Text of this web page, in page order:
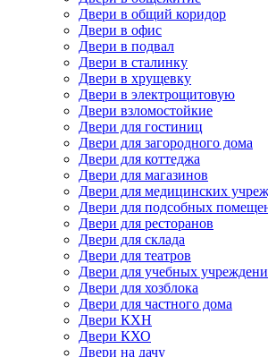
Двери в общий коридор
Двери в офис
Двери в подвал
Двери в сталинку
Двери в хрущевку
Двери в электрощитовую
Двери взломостойкие
Двери для гостиниц
Двери для загородного дома
Двери для коттеджа
Двери для магазинов
Двери для медицинских
Двери для подсобных
Двери для ресторанов
Двери для склада
Двери для театров
Двери для учебных
Двери для хозблока
Двери для частного дома
Двери КХН
Двери КХО
Двери на дачу